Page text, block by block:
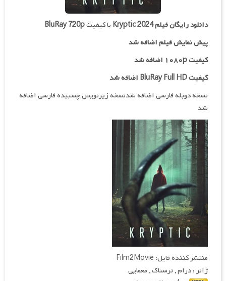
دانلود رایگان فیلمKryptic 2024 با کیفیتBluRay 720p
پیش نمایش فیلم اضافه شد
کیفیت ۱۰۸۰p اضافه شد
کیفیت BluRay Full HD اضافه شد
نسخه دوبله فارسی اضافه شدنسخه زیرنویس چسبیده فارسی اضافه
شد
منتشر کننده فایل: Film2Movie
ژانر : درام , ترسناک , معمایی